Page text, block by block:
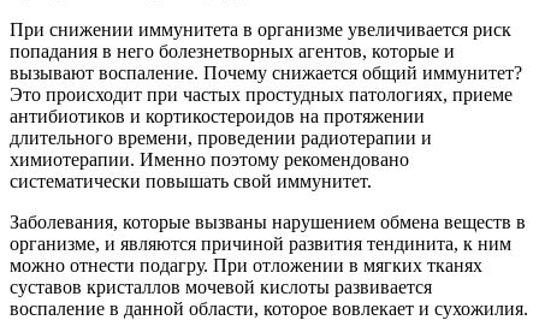
При снижении иммунитета в организме увеличивается риск
попадания в него болезнетворных агентов, которые и
вызывают воспаление. Почему снижается общий иммунитет?
Это происходит при частых простудных патологиях, приеме
антибиотиков и кортикостероидов на протяжении
длительного времени, проведении радиотерапии и
химиотерапии. Именно поэтому рекомендовано
систематически повышать свой иммунитет.
Заболевания, которые вызваны нарушением обмена веществ в
организме, и являются причиной развития тендинита, к ним
можно отнести подагру. При отложении в мягких тканях
суставов кристаллов мочевой кислоты развивается
воспаление в данной области, которое вовлекает и сухожилия.